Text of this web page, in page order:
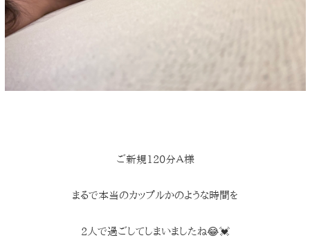
ご新規120分Ａ様
まるで本当のカップルかのような時間を
2人で過ごしてしまいましたね😂💓